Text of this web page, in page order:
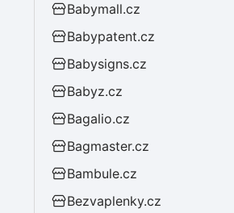
Babymall.cz
Babypatent.cz
Babysigns.cz
Babyz.cz
Bagalio.cz
Bagmaster.cz
Bambule.cz
Bezvaplenky.cz